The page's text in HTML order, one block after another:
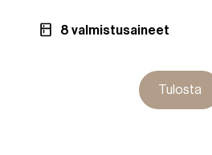
8 valmistusaineet
Tulosta